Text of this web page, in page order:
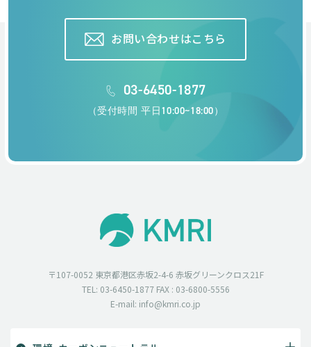
お問い合わせはこちら
03-6450-1877
（受付時間 平日10:00~18:00）
〒107-0052 東京都港区赤坂2-4-6 赤坂グリーンクロス21F
TEL: 03-6450-1877 FAX : 03-6800-5556
E-mail: info@kmri.co.jp